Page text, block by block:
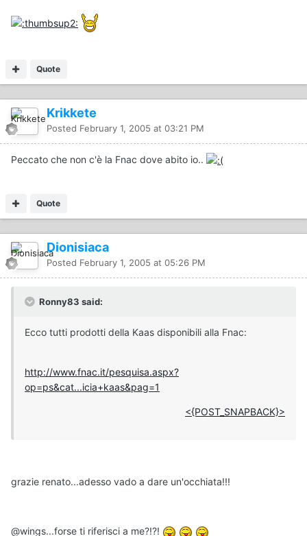
Quote
Krikkete
Posted February 1, 2005 at 03:21 PM
Peccato che non c'è la Fnac dove abito io..
Quote
Dionisiaca
Posted February 1, 2005 at 05:26 PM
Ronny83 said:
Ecco tutti prodotti della Kaas disponibili alla Fnac:
http://www.fnac.it/pesquisa.aspx?
op=ps&cat...icia+kaas&pag=1
<{POST_SNAPBACK}>
grazie renato...adesso vado a dare un'occhiata!!!
@wings...forse ti riferisci a me?!?!